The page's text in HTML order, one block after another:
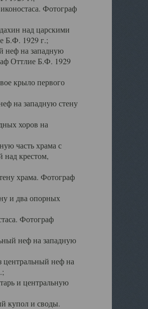
Фотограф
над царскими
Б.Ф. 1929 г.;
неф на западную
Оттлие Б.Ф. 1929
крыло первого
на западную стену
хоров на
часть храма с
крестом,
храма. Фотограф
и два опорных
Фотограф
неф на западную
неф на
и центральную
купол и своды.